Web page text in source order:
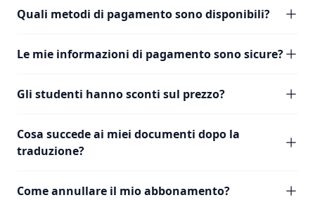
Quali metodi di pagamento sono disponibili?
Le mie informazioni di pagamento sono sicure?
Gli studenti hanno sconti sul prezzo?
Cosa succede ai miei documenti dopo la
traduzione?
Come annullare il mio abbonamento?